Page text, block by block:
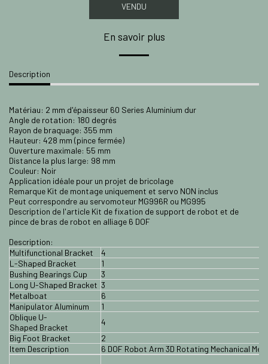
VENDU
En savoir plus
Description
Matériau: 2 mm d'épaisseur 60 Series Aluminium dur
Angle de rotation: 180 degrés
Rayon de braquage: 355 mm
Hauteur: 428 mm (pince fermée)
Ouverture maximale: 55 mm
Distance la plus large: 98 mm
Couleur: Noir
Application idéale pour un projet de bricolage
Remarque Kit de montage uniquement et servo NON inclus
Peut correspondre au servomoteur MG996R ou MG995
Description de l'article Kit de fixation de support de robot et de
pince de bras de robot en alliage 6 DOF
Description:
Multifunctional Bracket
4
L-Shaped Bracket
1
Bushing Bearings Cup
3
Long U-Shaped Bracket 3
Metalboat
6
Manipulator Aluminum
1
Oblique U-
Shaped Bracket
4
Big Foot Bracket
2
Item Description
6 DOF Robot Arm 3D Rotating Mechanical